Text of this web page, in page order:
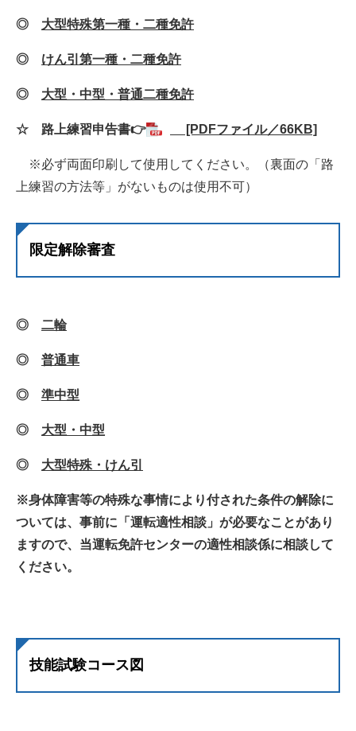
◎ 大型特殊第一種・二種免許
◎ けん引第一種・二種免許
◎ 大型・中型・普通二種免許
☆ 路上練習申告書👉 [PDFファイル／66KB]
※必ず両面印刷して使用してください。（裏面の「路
上練習の方法等」がないものは使用不可）
限定解除審査
◎ 二輪
◎ 普通車
◎ 準中型
◎ 大型・中型
◎ 大型特殊・けん引
※身体障害等の特殊な事情により付された条件の解除に
ついては、事前に「運転適性相談」が必要なことがあり
ますので、当運転免許センターの適性相談係に相談して
ください。
技能試験コース図